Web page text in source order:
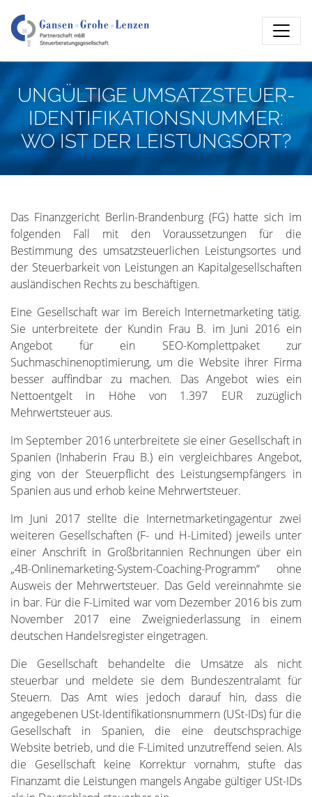
UNGÜLTIGE UMSATZSTEUER-
IDENTIFIKATIONSNUMMER:
WO IST DER LEISTUNGSORT?
Das Finanzgericht Berlin-Brandenburg (FG) hatte sich im
folgenden Fall mit den Voraussetzungen für die
Bestimmung des umsatzsteuerlichen Leistungsortes und
der Steuerbarkeit von Leistungen an Kapitalgesellschaften
ausländischen Rechts zu beschäftigen.
Eine Gesellschaft war im Bereich Internetmarketing tätig.
Sie unterbreitete der Kundin Frau B. im Juni 2016 ein
Angebot für ein SEO-Komplettpaket zur
Suchmaschinenoptimierung, um die Website ihrer Firma
besser auffindbar zu machen. Das Angebot wies ein
Nettoentgelt in Höhe von 1.397 EUR zuzüglich
Mehrwertsteuer aus.
Im September 2016 unterbreitete sie einer Gesellschaft in
Spanien (Inhaberin Frau B.) ein vergleichbares Angebot,
ging von der Steuerpflicht des Leistungsempfängers in
Spanien aus und erhob keine Mehrwertsteuer.
Im Juni 2017 stellte die Internetmarketingagentur zwei
weiteren Gesellschaften (F- und H-Limited) jeweils unter
einer Anschrift in Großbritannien Rechnungen über ein
„4B-Onlinemarketing-System-Coaching-Programm“ ohne
Ausweis der Mehrwertsteuer. Das Geld vereinnahmte sie
in bar. Für die F-Limited war vom Dezember 2016 bis zum
November 2017 eine Zweigniederlassung in einem
deutschen Handelsregister eingetragen.
Die Gesellschaft behandelte die Umsätze als nicht
steuerbar und meldete sie dem Bundeszentralamt für
Steuern. Das Amt wies jedoch darauf hin, dass die
angegebenen USt-Identifikationsnummern (USt-IDs) für die
Gesellschaft in Spanien, die eine deutschsprachige
Website betrieb, und die F-Limited unzutreffend seien. Als
die Gesellschaft keine Korrektur vornahm, stufte das
Finanzamt die Leistungen mangels Angabe gültiger USt-IDs